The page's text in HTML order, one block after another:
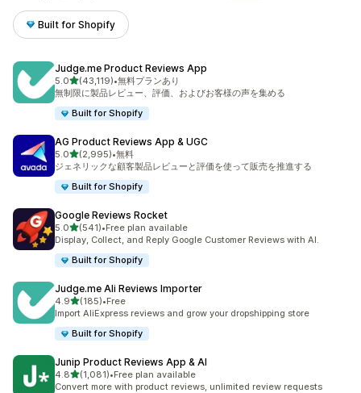
Built for Shopify
Judge.me Product Reviews App
5.05つ星中
(43,119)
合計レビュー数：43119件
•無料プランあり
無制限に製品レビュー、評価、およびお客様の声を集める
Built for Shopify
AG Product Reviews App & UGC
5.05つ星中
(2,995)
合計レビュー数：2995件
•無料
ジェネリックな顧客製品レビューと評価を使って販売を推進する
Built for Shopify
Google Reviews Rocket
5.05つ星中
(541)
合計レビュー数：541件
•Free plan available
Display, Collect, and Reply Google Customer Reviews with AI.
Built for Shopify
Judge.me Ali Reviews Importer
4.95つ星中
(185)
合計レビュー数：185件
•Free
Import AliExpress reviews and grow your dropshipping store
Built for Shopify
Junip Product Reviews App & AI
4.85つ星中
(1,081)
合計レビュー数：1081件
•Free plan available
Convert more with product reviews, unlimited review requests